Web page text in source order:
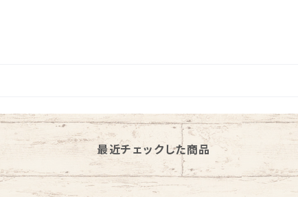
最近チェックした商品